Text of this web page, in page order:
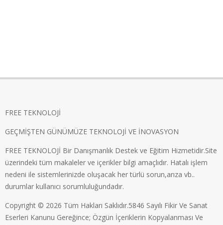
FREE TEKNOLOJİ
GEÇMİŞTEN GÜNÜMÜZE TEKNOLOJİ VE İNOVASYON
FREE TEKNOLOJİ Bir Danışmanlık Destek ve Eğitim Hizmetidir.Site
üzerindeki tüm makaleler ve içerikler bilgi amaçlıdır. Hatalı işlem
nedeni ile sistemlerinizde oluşacak her türlü sorun,arıza vb..
durumlar kullanıcı sorumluluğundadır.
Copyright © 2026 Tüm Hakları Saklıdır.5846 Sayılı Fikir Ve Sanat
Eserleri Kanunu Gereğince; Özgün İçeriklerin Kopyalanması Ve